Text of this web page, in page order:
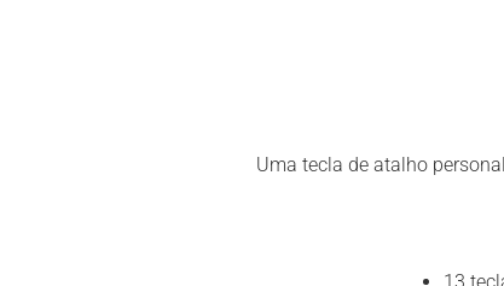
Uma tecla de atalho